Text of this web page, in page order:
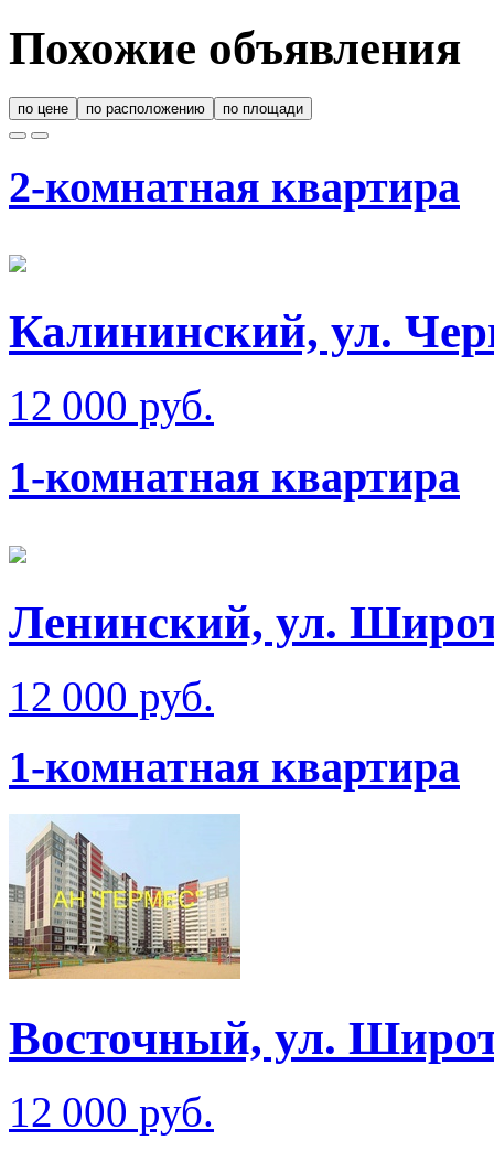
Похожие объявления
по цене по расположению по площади
2-комнатная квартира
Калининский, ул.
12 000 руб.
1-комнатная квартира
Ленинский, ул.
12 000 руб.
1-комнатная квартира
Восточный, ул.
12 000 руб.